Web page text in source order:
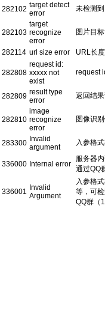
282102 target detect
error
未检测
282103
target
recognize
error
图片目
282114 url size error URL长
282808
request id:
xxxxx not
exist
request
282809 result type
error
返回结
282810
image
recognize
error
图像识
283300 Invalid
argument
入参格
336000 Internal error
服务器
通过QQ
336001 Invalid
Argument
入参格
等，可
QQ群（